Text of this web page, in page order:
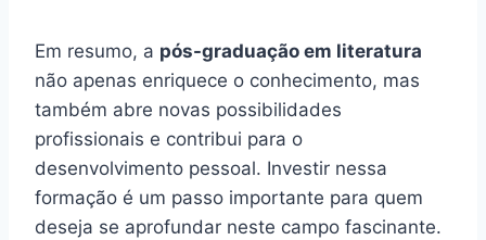
Em resumo, a pós-graduação em literatura
não apenas enriquece o conhecimento, mas
também abre novas possibilidades
profissionais e contribui para o
desenvolvimento pessoal. Investir nessa
formação é um passo importante para quem
deseja se aprofundar neste campo fascinante.